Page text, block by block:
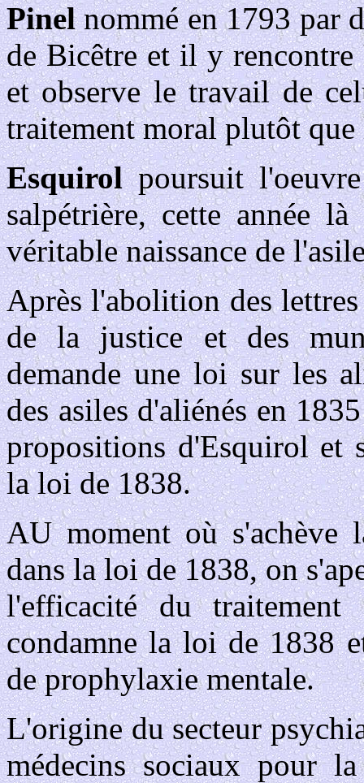
Pinelnommé en 1793 par
de Bicêtre et il y rencontre
et observe le travail de
traitement moral plutôt
Esquirolpoursuit
salpétrière, cette année
véritable naissance de
Après l'abolition des lettres
de la justice et des
demande une loi sur les
des asiles d'aliénés en
propositions d'Esquirol et
la loi de 1838.
AU moment où s'achève
dans la loi de 1838, on
l'efficacité du
condamne la loi de 1838
de prophylaxie mentale.
L'origine du secteur
médecins sociaux pour